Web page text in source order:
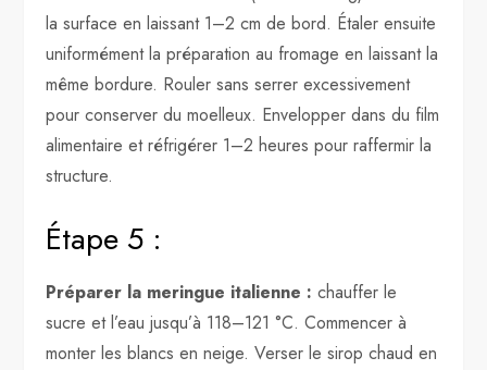
la surface en laissant 1–2 cm de bord. Étaler ensuite
uniformément la préparation au fromage en laissant la
même bordure. Rouler sans serrer excessivement
pour conserver du moelleux. Envelopper dans du film
alimentaire et réfrigérer 1–2 heures pour raffermir la
structure.
Étape 5 :
Préparer la meringue italienne : chauffer le
sucre et l’eau jusqu’à 118–121 °C. Commencer à
monter les blancs en neige. Verser le sirop chaud en